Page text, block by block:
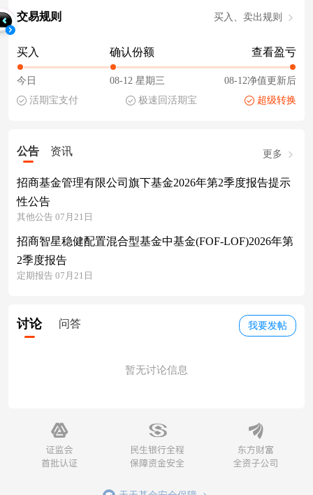
交易规则 买入、卖出规则
买入
今日
确认份额
08-12 星期三
查看盈亏
08-12净值更新后
活期宝支付
极速回活期宝 超级转换
公告 资讯 更多
招商基金管理有限公司旗下基金2026年第2季度报告提示
性公告
其他公告 07月21日
招商智星稳健配置混合型基金中基金(FOF-LOF)2026年第
2季度报告
定期报告 07月21日
我要发帖
讨论 问答
暂无讨论信息